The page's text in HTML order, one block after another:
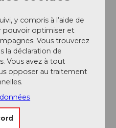
/ Liens
y compris à l’aide de
pouvoir optimiser et
Vous trouverez
la déclaration de
Vous avez à tout
opposer au traitement